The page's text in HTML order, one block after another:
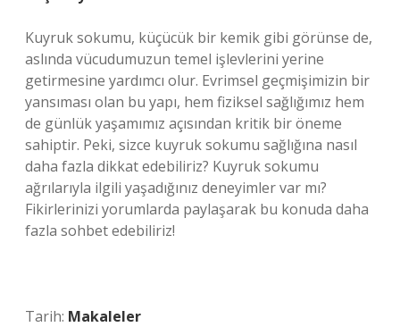
Kuyruk sokumu, küçücük bir kemik gibi görünse de,
aslında vücudumuzun temel işlevlerini yerine
getirmesine yardımcı olur. Evrimsel geçmişimizin bir
yansıması olan bu yapı, hem fiziksel sağlığımız hem
de günlük yaşamımız açısından kritik bir öneme
sahiptir. Peki, sizce kuyruk sokumu sağlığına nasıl
daha fazla dikkat edebiliriz? Kuyruk sokumu
ağrılarıyla ilgili yaşadığınız deneyimler var mı?
Fikirlerinizi yorumlarda paylaşarak bu konuda daha
fazla sohbet edebiliriz!
Tarih: Makaleler